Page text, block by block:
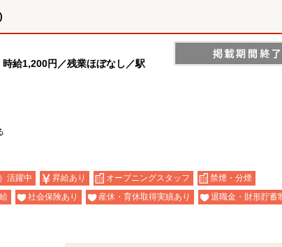
時給1,200円／残業ほぼなし／駅
活躍中 昇給あり オープニングスタッフ
禁煙・分煙
社会保険あり 産休・育休取得実績あり
退職金・財形貯蓄